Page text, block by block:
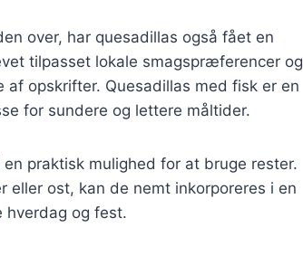
over, har quesadillas også fået en
tilpasset lokale smagspræferencer og
opskrifter. Quesadillas med fisk er en
for sundere og lettere måltider.
praktisk mulighed for at bruge rester.
eller ost, kan de nemt inkorporeres i en
hverdag og fest.